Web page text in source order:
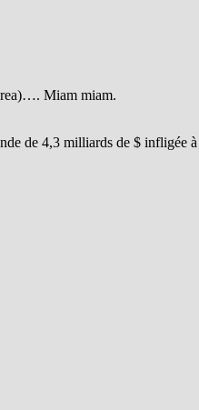
Miam miam.
de 4,3 milliards de $